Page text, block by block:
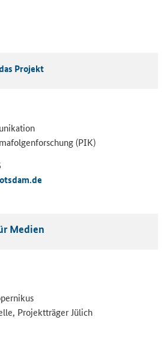
Projekt
(PIK)
Medien
Projektträger Jülich